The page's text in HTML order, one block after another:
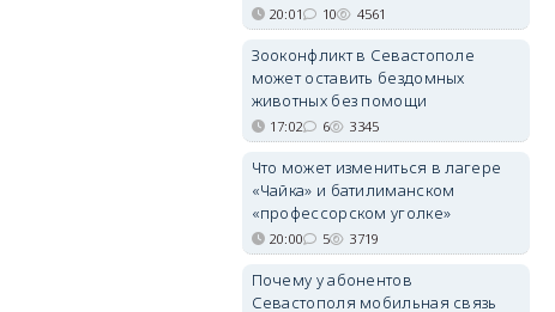
20:01 10 4561
Зооконфликт в Севастополе
может оставить бездомных
животных без помощи
17:02 6 3345
Что может измениться в лагере
«Чайка» и батилиманском
«профессорском уголке»
20:00 5 3719
Почему у абонентов
Севастополя мобильная связь